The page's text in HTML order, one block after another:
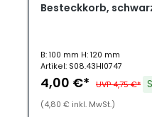
Besteckkorb,
B: 100 mm H: 120 mm
Artikel: S08.43HI0747
4,00 €* UVP 4,75 €*
(4,80 € inkl. MwSt.)